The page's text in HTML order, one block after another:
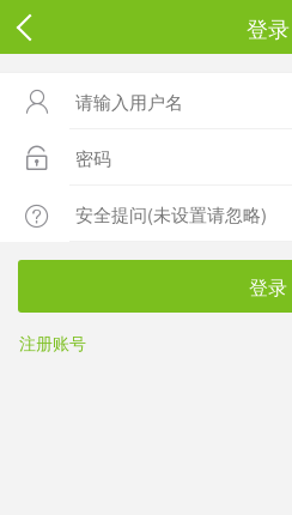
登录



登录
注册账号